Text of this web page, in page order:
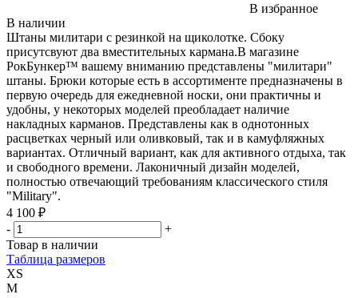
В избранное
В наличии
Штаны милитари с резинкой на щиколотке. Сбоку
присутсвуют два вместительных кармана.В магазине
РокБункер™ вашему вниманию представлены "милитари"
штаны. Брюки которые есть в ассортименте предназначены в
первую очередь для ежедневной носки, они практичны и
удобны, у некоторых моделей преобладает наличие
накладных карманов. Представлены как в однотонных
расцветках черный или оливковый, так и в камуфляжных
вариантах. Отличный вариант, как для активного отдыха, так
и свободного времени. Лаконичный дизайн моделей,
полностью отвечающий требованиям классического стиля
"Military".
4 100 ₽
-
+
Товар в наличии
Таблица размеров
XS
M